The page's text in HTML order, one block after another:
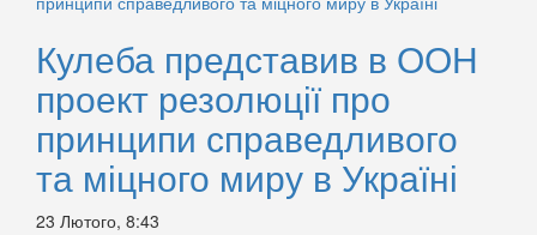
Кулеба представив в ООН
проект резолюції про
принципи справедливого
та міцного миру в Україні
23 Лютого, 8:43